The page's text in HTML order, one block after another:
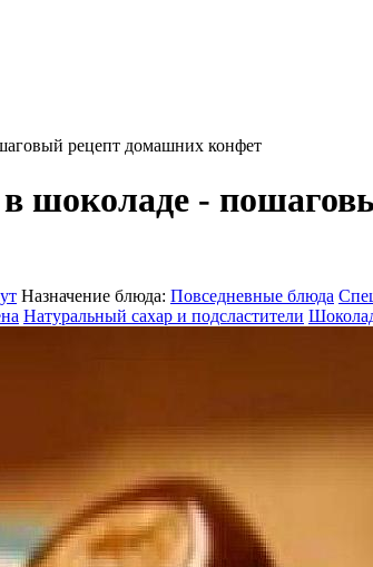
рецепт домашних конфет
шоколаде -
Назначение блюда: Повседневные блюда
Натуральный сахар и подсластители